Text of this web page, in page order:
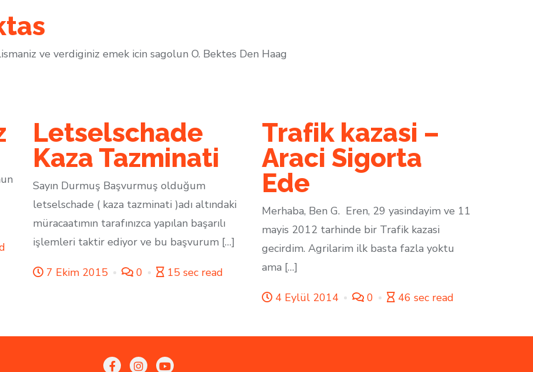
ve verdiginiz emek icin sagolun O. Bektes Den Haag
Letselschade
Kaza Tazminati
Sayın Durmuş Başvurmuş olduğum
letselschade ( kaza tazminati )adı altındaki
müracaatımın tarafınızca yapılan başarılı
işlemleri taktir ediyor ve bu başvurum […]
7 Ekim 2015 0 15 sec read
Trafik kazasi –
Araci Sigorta
Ede
Merhaba, Ben G. Eren, 29 yasindayim ve 11
mayis 2012 tarhinde bir Trafik kazasi
gecirdim. Agrilarim ilk basta fazla yoktu
ama […]
4 Eylül 2014 0 46 sec read